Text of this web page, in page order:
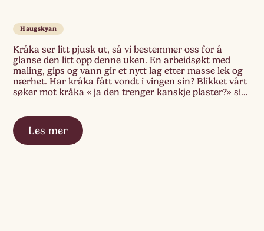
Haugskyan
Kråka ser litt pjusk ut, så vi bestemmer oss for å
glanse den litt opp denne uken. En arbeidsøkt med
maling, gips og vann gir et nytt lag etter masse lek og
nærhet. Har kråka fått vondt i vingen sin? Blikket vårt
søker mot kråka « ja den trenger kanskje plaster?» sier
Les mer